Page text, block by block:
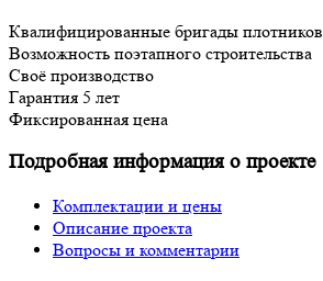
Квалифицированные бригады плотников
Возможность поэтапного строительства
Своё производство
Гарантия 5 лет
Фиксированная цена
Подробная информация о проекте
Комплектации и цены
Описание проекта
Вопросы и комментарии